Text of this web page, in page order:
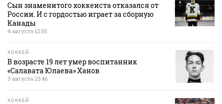
Сын знаменитого хоккеиста отказался от
России. И с гордостью играет за сборную
Канады
4 августа 12:55
ХОККЕЙ
В возрасте 19 лет умер воспитанник
«Салавата Юлаева» Ханов
3 августа 23:46
ХОККЕЙ